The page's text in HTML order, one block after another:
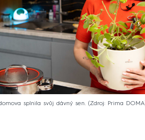
splnila svůj dávný sen. Zdroj: Prima DOMA